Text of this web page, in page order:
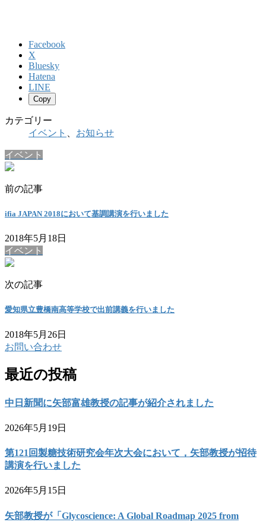
Facebook
X
Bluesky
Hatena
LINE
Copy
カテゴリー
イベント
お知らせ
イベント
前の記事
ifia JAPAN 2018において基調講演を行いました
2018年5月18日
イベント
次の記事
愛知県立豊橋南高等学校で出前講義を行いました
2018年5月26日
お問い合わせ
最近の投稿
中日新聞に矢部富雄教授の記事が紹介されました
2026年5月19日
第121回製糖技術研究会年次大会において，矢部教授が招待
講演を行いました
2026年5月15日
矢部教授が「Glycoscience: A Global Roadmap 2025 from